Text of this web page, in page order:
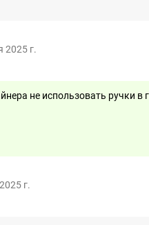
2025 г.
не использовать ручки
г.